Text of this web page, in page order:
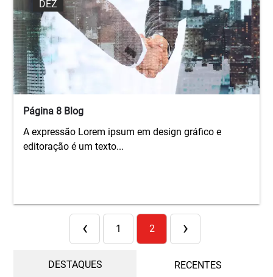
DEZ
Página 8 Blog
A expressão Lorem ipsum em design gráfico e
editoração é um texto...
‹ 1 2 ›
DESTAQUES RECENTES